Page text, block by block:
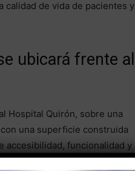
calidad de vida de pacientes y
ubicará frente al
Hospital Quirón, sobre una
una superficie construida
accesibilidad, funcionalidad y